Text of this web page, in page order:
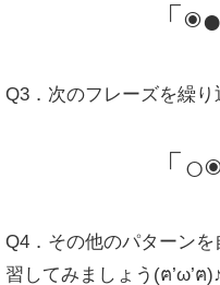
「
Q3．次のフレーズを繰り
「
Q4．その他のパターン
習してみましょう(ฅ’ω’ฅ)♪